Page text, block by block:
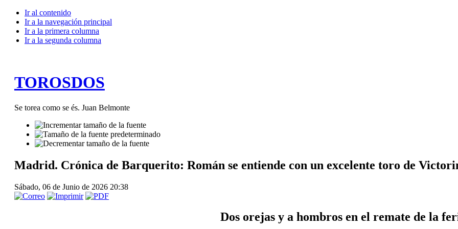
Ir al contenido
Ir a la navegación principal
Ir a la primera columna
Ir a la segunda columna
TOROSDOS
Se torea como se és. Juan Belmonte
Madrid. Crónica de Barquerito: Román se entiende con un excelente toro de
Sábado, 06 de Junio de 2026 20:38
Dos orejas y a hombros en el remate de la